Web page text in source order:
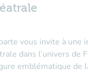
vous invite à une
dans l’univers de
emblématique de